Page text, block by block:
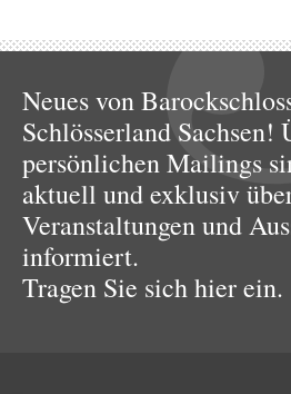
Neues von
Schlösserland Sachsen!
persönlichen Mailings
aktuell und exklusiv
Veranstaltungen und
informiert.
Tragen Sie sich hier ein.